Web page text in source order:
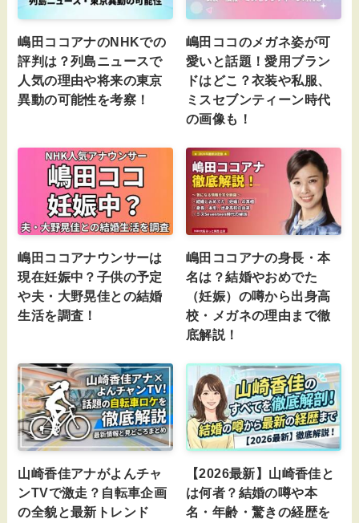
嶋田ココアナのNHKでの
評判は？列島ニュースで
人気の理由や将来の東京
異動の可能性を考察！
嶋田ココのメガネ姿が可
愛いと話題！愛用ブラン
ドはどこ？衣装や私服、
ミスセブンティーン時代
の画像も！
嶋田ココアナウンサーは
現在妊娠中？子供の予定
や夫・大野晃佳との結婚
生活を調査！
嶋田ココアナの身長・本
名は？結婚やおめでた
（妊娠）の噂から出身高
校・メガネの理由まで徹
底解説！
山崎香佳アナがよんチャ
ンTVで激走？自転車企画
の全貌と最新トレンド
【2026最新】山崎香佳と
は何者？結婚の噂や本
名・年齢・驚きの経歴を